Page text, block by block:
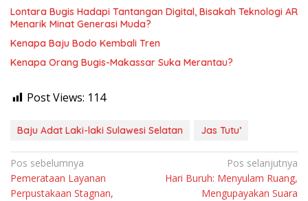
Lontara Bugis Hadapi Tantangan Digital, Bisakah Teknologi AR
Menarik Minat Generasi Muda?
Kenapa Baju Bodo Kembali Tren
Kenapa Orang Bugis-Makassar Suka Merantau?
Post Views: 114
Baju Adat Laki-laki Sulawesi Selatan Jas Tutu’
Navigasi
pos
Pos sebelumnya
Pemerataan Layanan
Perpustakaan Stagnan,
Pos selanjutnya
Hari Buruh: Menyulam Ruang,
Mengupayakan Suara